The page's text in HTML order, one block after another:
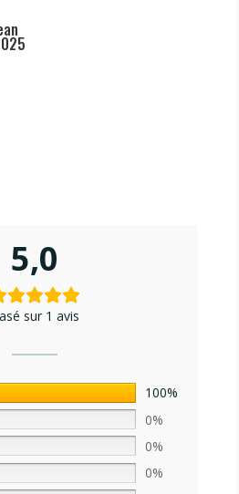
5,0
sur 1 avis
100%
0%
0%
0%